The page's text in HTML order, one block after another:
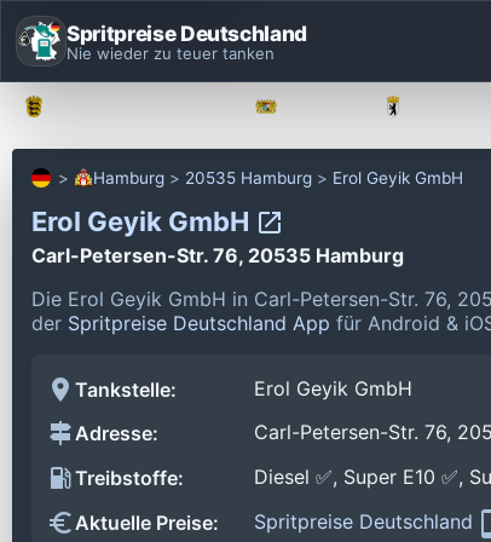
Spritpreise Deutschland
Nie wieder zu teuer tanken
Hamburg 20535 Hamburg Erol Geyik GmbH
Erol Geyik GmbH
Carl-Petersen-Str. 76, 20535 Hamburg
Die Erol Geyik GmbH in Carl-Petersen-Str. 76,
der Spritpreise Deutschland App für Android &
Tankstelle:
Erol Geyik GmbH
Adresse:
Carl-Petersen-Str. 76,
Treibstoffe:
Diesel ✅, Super E10 ✅,
Aktuelle Preise:
Spritpreise Deutschland